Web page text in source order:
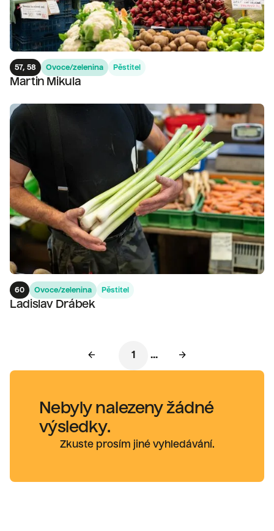
57, 58 Ovoce/zelenina Pěstitel
Martin Mikula
60 Ovoce/zelenina Pěstitel
Ladislav Drábek
ARROW_BACK 1 ... ARROW_FORWARD
Nebyly nalezeny žádné
výsledky.
Zkuste prosím jiné vyhledávání.